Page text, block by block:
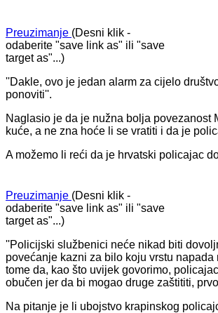
Preuzimanje (Desni klik -
odaberite "save link as" ili "save
target as"...)
''Dakle, ovo je jedan alarm za cijelo
ponoviti''.
​Naglasio je da je nužna bolja povezanost
kuće, a ne zna hoće li se vratiti i da je
A možemo li reći da je hrvatski policajac
Preuzimanje (Desni klik -
odaberite "save link as" ili "save
target as"...)
​''Policijski službenici neće nikad biti
povećanje kazni za bilo koju vrstu
tome da, kao što uvijek govorimo,
obučen jer da bi mogao druge zaštititi,
Na pitanje je li ubojstvo krapinskog